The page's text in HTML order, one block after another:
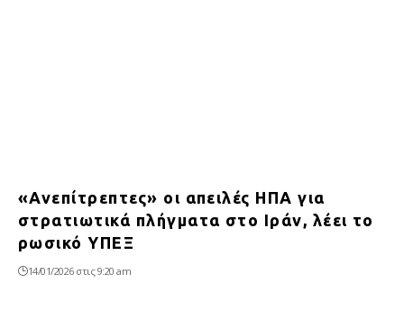
«Ανεπίτρεπτες» οι απειλές ΗΠΑ για
στρατιωτικά πλήγματα στο Ιράν, λέει το
ρωσικό ΥΠΕΞ
14/01/2026 στις 9:20 am